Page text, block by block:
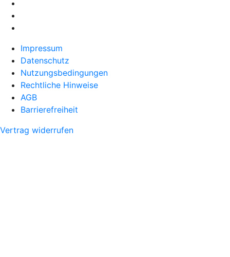
Impressum
Datenschutz
Nutzungsbedingungen
Rechtliche Hinweise
AGB
Barrierefreiheit
Vertrag widerrufen